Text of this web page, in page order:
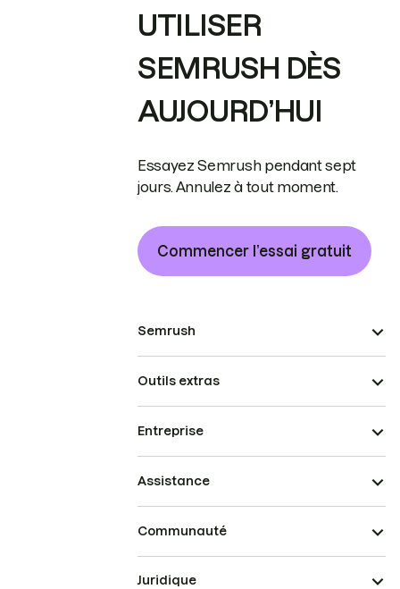
UTILISER
SEMRUSH DÈS
AUJOURD’HUI
Essayez Semrush pendant sept
jours. Annulez à tout moment.
Commencer l’essai gratuit
Semrush
Outils extras
Entreprise
Assistance
Communauté
Juridique